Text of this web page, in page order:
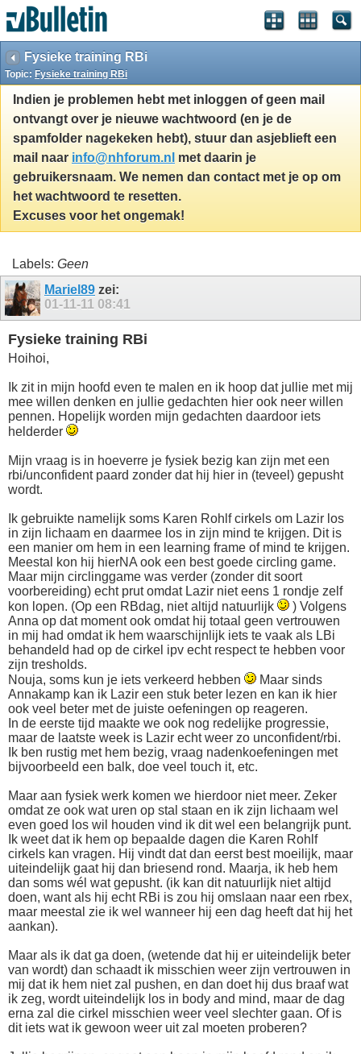
Fysieke training RBi
Topic: Fysieke training RBi
Indien je problemen hebt met inloggen of geen mail
ontvangt over je nieuwe wachtwoord (en je de
spamfolder nagekeken hebt), stuur dan asjeblieft een
mail naar info@nhforum.nl met daarin je
gebruikersnaam. We nemen dan contact met je op om
het wachtwoord te resetten.
Excuses voor het ongemak!
Labels: Geen
Mariel89 zei:
01-11-11 08:41
Fysieke training RBi
Hoihoi,
Ik zit in mijn hoofd even te malen en ik hoop dat jullie met mij
mee willen denken en jullie gedachten hier ook neer willen
pennen. Hopelijk worden mijn gedachten daardoor iets
helderder
Mijn vraag is in hoeverre je fysiek bezig kan zijn met een
rbi/unconfident paard zonder dat hij hier in (teveel) gepusht
wordt.
Ik gebruikte namelijk soms Karen Rohlf cirkels om Lazir los
in zijn lichaam en daarmee los in zijn mind te krijgen. Dit is
een manier om hem in een learning frame of mind te krijgen.
Meestal kon hij hierNA ook een best goede circling game.
Maar mijn circlinggame was verder (zonder dit soort
voorbereiding) echt prut omdat Lazir niet eens 1 rondje zelf
kon lopen. (Op een RBdag, niet altijd natuurlijk
) Volgens
Anna op dat moment ook omdat hij totaal geen vertrouwen
in mij had omdat ik hem waarschijnlijk iets te vaak als LBi
behandeld had op de cirkel ipv echt respect te hebben voor
zijn tresholds.
Nouja, soms kun je iets verkeerd hebben
Maar sinds
Annakamp kan ik Lazir een stuk beter lezen en kan ik hier
ook veel beter met de juiste oefeningen op reageren.
In de eerste tijd maakte we ook nog redelijke progressie,
maar de laatste week is Lazir echt weer zo unconfident/rbi.
Ik ben rustig met hem bezig, vraag nadenkoefeningen met
bijvoorbeeld een balk, doe veel touch it, etc.
Maar aan fysiek werk komen we hierdoor niet meer. Zeker
omdat ze ook wat uren op stal staan en ik zijn lichaam wel
even goed los wil houden vind ik dit wel een belangrijk punt.
Ik weet dat ik hem op bepaalde dagen die Karen Rohlf
cirkels kan vragen. Hij vindt dat dan eerst best moeilijk, maar
uiteindelijk gaat hij dan briesend rond. Maarja, ik heb hem
dan soms wél wat gepusht. (ik kan dit natuurlijk niet altijd
doen, want als hij echt RBi is zou hij omslaan naar een rbex,
maar meestal zie ik wel wanneer hij een dag heeft dat hij het
aankan).
Maar als ik dat ga doen, (wetende dat hij er uiteindelijk beter
van wordt) dan schaadt ik misschien weer zijn vertrouwen in
mij dat ik hem niet zal pushen, en dan doet hij dus braaf wat
ik zeg, wordt uiteindelijk los in body and mind, maar de dag
erna zal die cirkel misschien weer veel slechter gaan. Of is
dit iets wat ik gewoon weer uit zal moeten proberen?